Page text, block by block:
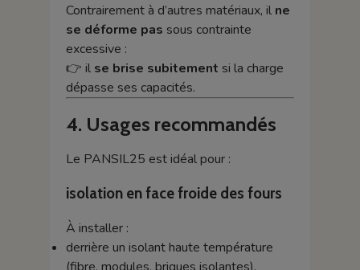
Contrairement à d’autres matériaux, il ne
se déforme pas sous contrainte
excessive :
👉 il se brise subitement si la charge
dépasse ses capacités.
4. Usages recommandés
Le PANSIL25 est idéal pour :
isolation en face froide des fours
À installer :
derrière un isolant haute température